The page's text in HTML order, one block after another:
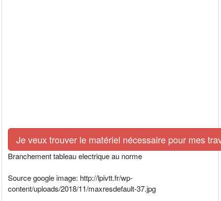
Je veux trouver le matériel nécessaire pour mes
Branchement tableau electrique au norme
Source google image: http://lpivtt.fr/wp-
content/uploads/2018/11/maxresdefault-37.jpg